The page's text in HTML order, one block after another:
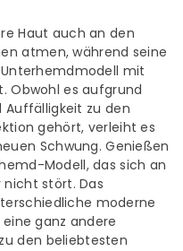
Haut auch an den
atmen, während seine
mit
Obwohl es aufgrund
Auffälligkeit zu den
gehört, verleiht es
Schwung. Genießen
Modell, das sich an
nicht stört. Das
moderne
ganz andere
den beliebtesten